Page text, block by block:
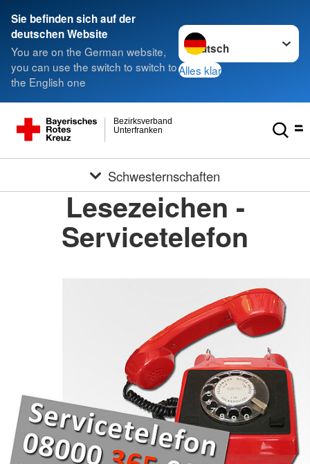
Sie befinden sich auf der
deutschen Website
You are on the German website,
you can use the switch to switch to
the English one
Sprache wechseln zu
Alles klar
Unterfranken
Bezirksverband
Schwesternschaften
Lesezeichen -
Servicetelefon